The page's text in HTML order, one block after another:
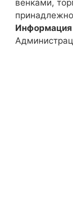
венками,
Информация